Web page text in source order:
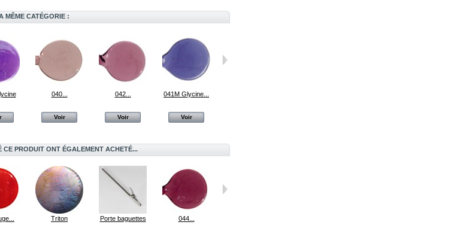
MÊME CATÉGORIE :
040...
Voir
042...
Voir
041M Glycine...
Voir
CE PRODUIT ONT ÉGALEMENT ACHETÉ...
Triton Porte baguettes 044...